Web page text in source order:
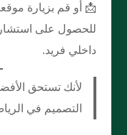
📩 أو قم بزيارة
للحصول على
داخلي فريد.
لأنك تستحق
التصميم في